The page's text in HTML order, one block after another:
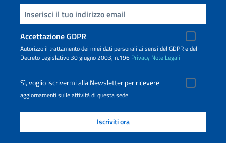
Inserisci la tua email
Accettazione GDPR
Autorizzo il trattamento dei miei dati personali ai sensi del GDPR e del
Decreto Legislativo 30 giugno 2003, n.196 Privacy Note Legali
Sì, voglio iscrivermi alla Newsletter per ricevere
aggiornamenti sulle attività di questa sede